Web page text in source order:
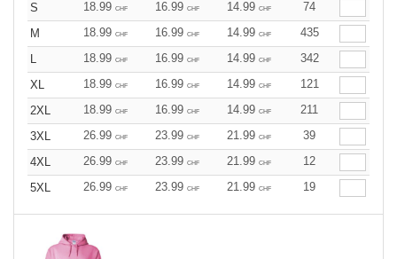
S 18.99 CHF 16.99 CHF 14.99 CHF
74
M
18.99 CHF 16.99 CHF 14.99 CHF
435
L
18.99 CHF 16.99 CHF 14.99 CHF
342
XL
18.99 CHF 16.99 CHF 14.99 CHF
121
2XL
18.99 CHF 16.99 CHF 14.99 CHF
211
3XL
26.99 CHF 23.99 CHF 21.99 CHF
39
4XL
26.99 CHF 23.99 CHF 21.99 CHF
12
5XL
26.99 CHF 23.99 CHF 21.99 CHF 19